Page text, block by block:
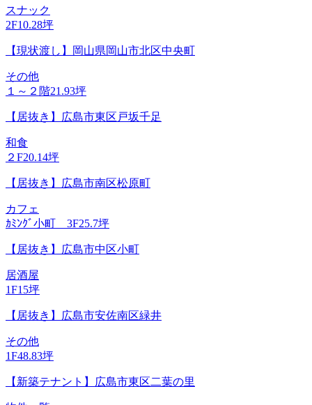
スナック
2F10.28坪
【現状渡し】岡山県岡山市北区中央町
その他
１～２階21.93坪
【居抜き】広島市東区戸坂千足
和食
２F20.14坪
【居抜き】広島市南区松原町
カフェ
ｶﾐﾝｸﾞ小町 3F25.7坪
【居抜き】広島市中区小町
居酒屋
1F15坪
【居抜き】広島市安佐南区緑井
その他
1F48.83坪
【新築テナント】広島市東区二葉の里